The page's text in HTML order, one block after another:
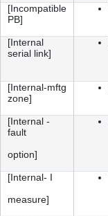
[Incompatible
PB]
[Internal
serial link]
[Internal-mftg
zone]
[Internal -
fault
option]
[Internal- I
measure]